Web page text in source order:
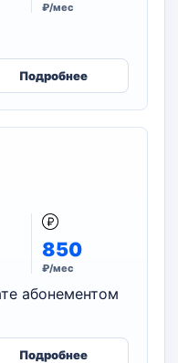
₽/мес
Подробнее
850
₽/мес
абонементом
Подробнее